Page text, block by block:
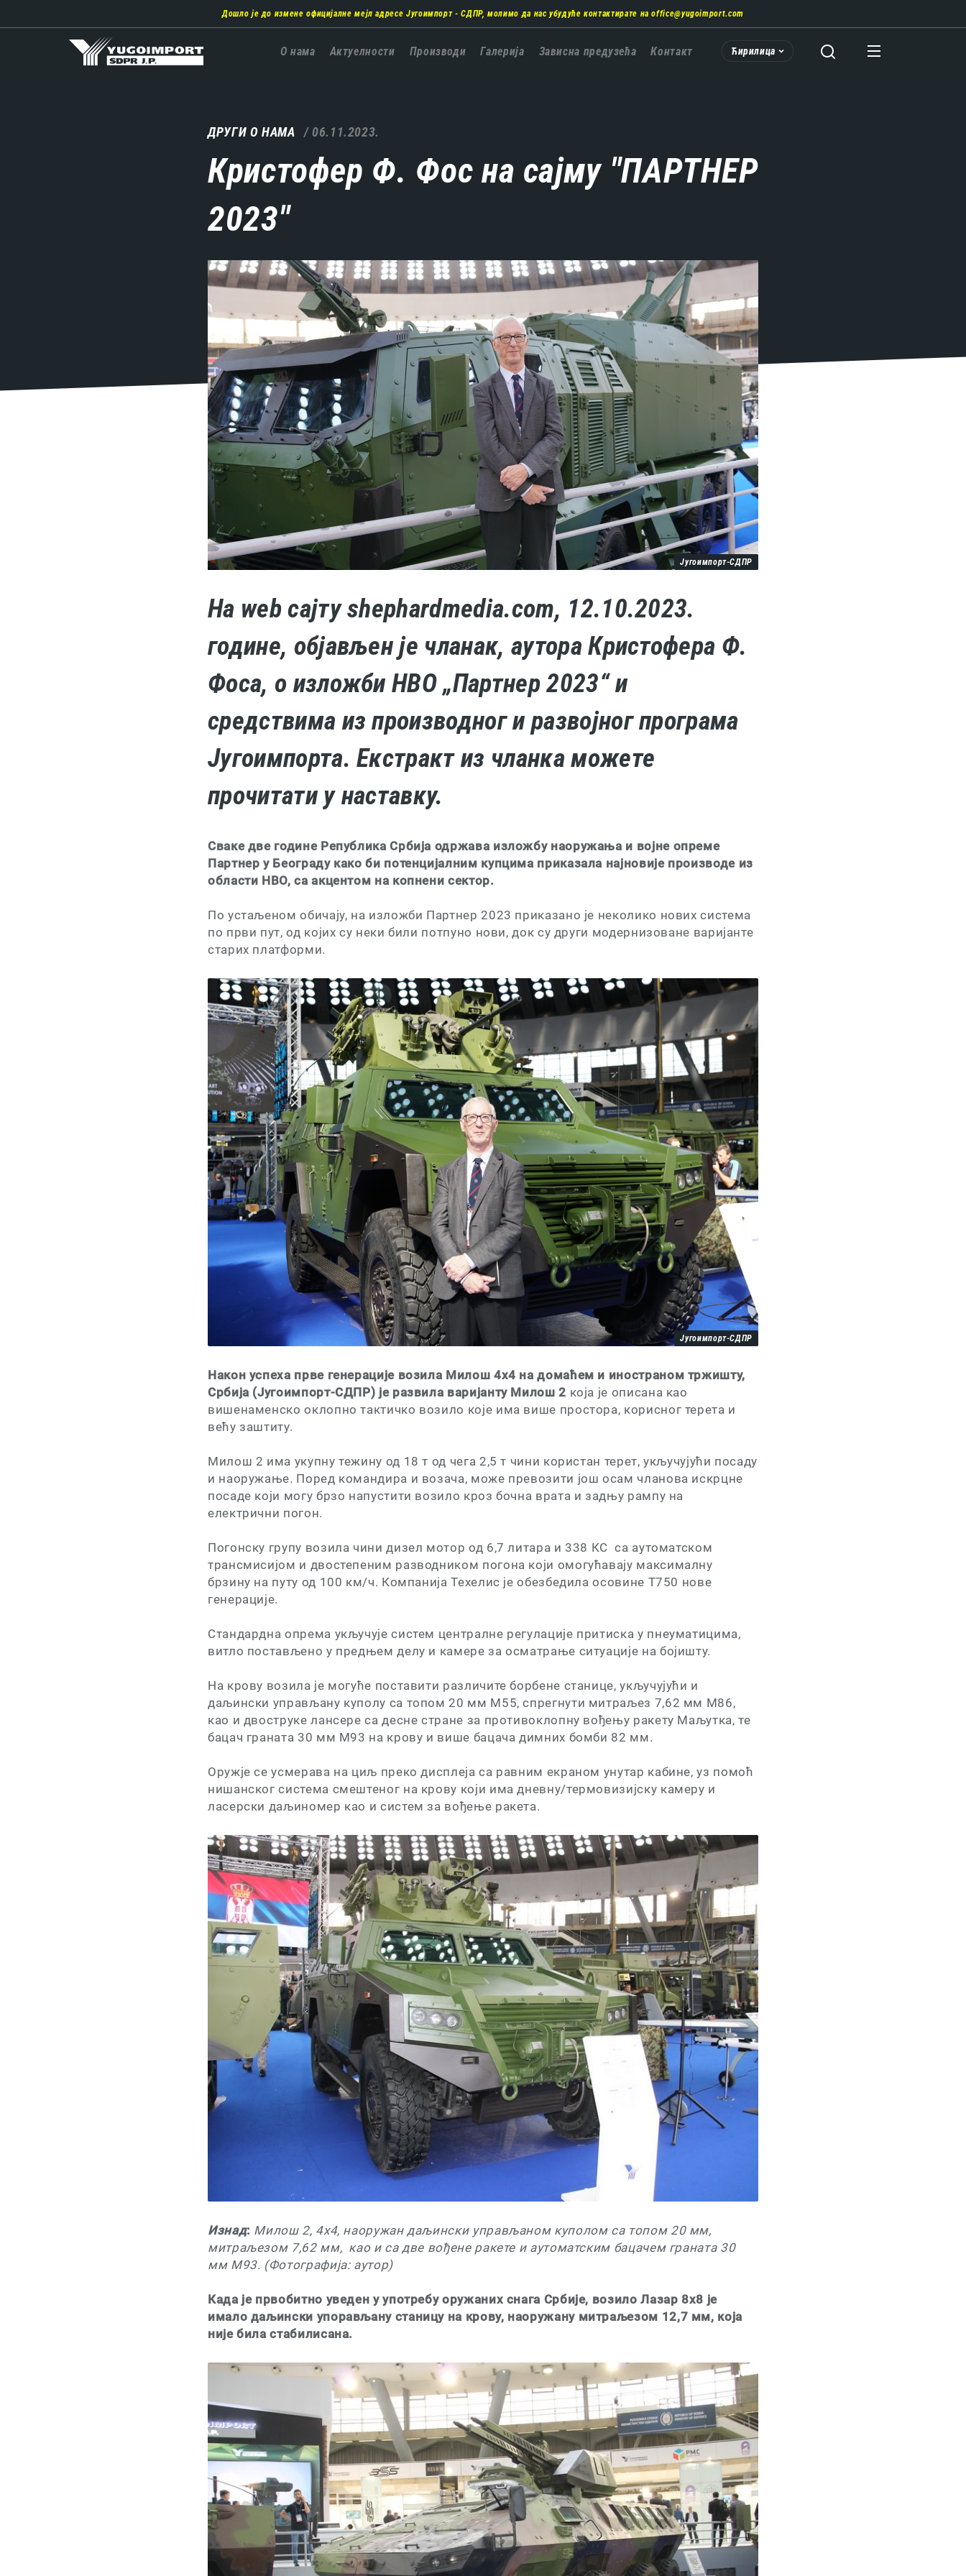
Дошло је до измене официјалне мејл адресе Југоимпорт - СДПР, молимо да нас убудуће контактирате наoffice@yugoimport.com
Главна
О нама Актуелности Производи Галерија Зависна предузећа Контакт Ћирилица
ДРУГИ О НАМА 06.11.2023.
Кристофер Ф. Фос на сајму "ПАРТНЕР
2023"
Југоимпорт-СДПР
На web сајту shephardmedia.com, 12.10.2023.
године, објављен је чланак, аутора Кристофера Ф.
Фоса, о изложби НВО „Партнер 2023“ и
средствима из производног и развојног програма
Југоимпорта. Екстракт из чланка можете
прочитати у наставку.
Сваке две године Република Србија одржава изложбу наоружања и војне опреме
Партнер у Београду како би потенцијалним купцима приказала најновије производе из
области НВО, са акцентом на копнени сектор.
По устаљеном обичају, на изложби Партнер 2023 приказано је неколико нових система
по први пут, од којих су неки били потпуно нови, док су други модернизоване варијанте
старих платформи.
Југоимпорт-СДПР
Након успеха прве генерације возила Милош 4x4 на домаћем и иностраном тржишту,
Србија (Југоимпорт-СДПР) је развила варијанту Милош 2 која је описана као
вишенаменско оклопно тактичко возило које има више простора, корисног терета и
већу заштиту.
Милош 2 има укупну тежину од 18 т од чега 2,5 т чини користан терет, укључујући посаду
и наоружање. Поред командира и возача, може превозити још осам чланова искрцне
посаде који могу брзо напустити возило кроз бочна врата и задњу рампу на
електрични погон.
Погонску групу возила чини дизел мотор од 6,7 литара и 338 КС са аутоматском
трансмисијом и двостепеним разводником погона који омогућавају максималну
брзину на путу од 100 км/ч. Компанија Теxелис је обезбедила осовине Т750 нове
генерације.
Стандардна опрема укључује систем централне регулације притиска у пнеуматицима,
витло постављено у предњем делу и камере за осматрање ситуације на бојишту.
На крову возила је могуће поставити различите борбене станице, укључујући и
даљински управљану куполу са топом 20 мм М55, спрегнути митраљез 7,62 мм М86,
као и двоструке лансере са десне стране за противоклопну вођењу ракету Маљутка, те
бацач граната 30 мм М93 на крову и више бацача димних бомби 82 мм.
Оружје се усмерава на циљ преко дисплеја са равним екраном унутар кабине, уз помоћ
нишанског система смештеног на крову који има дневну/термовизијску камеру и
ласерски даљиномер као и систем за вођење ракета.
Изнад: Милош 2, 4x4, наоружан даљински управљаном куполом са топом 20 мм,
митраљезом 7,62 мм, као и са две вођене ракете и аутоматским бацачем граната 30
мм М93. (Фотографија: аутор)
Када је првобитно уведен у употребу оружаних снага Србије, возило Лазар 8x8 је
имало даљински упорављану станицу на крову, наоружану митраљезом 12,7 мм, која
није била стабилисана.